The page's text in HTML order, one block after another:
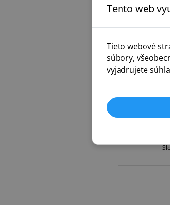
Tento web
Tieto webové
súbory,
vyjadrujete